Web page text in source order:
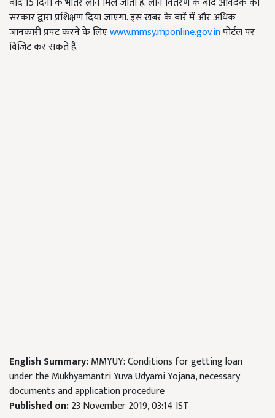
सरकार द्वारा प्रशिक्षण दिया जाएगा. इस खबर के बारें में और अधिक
जानकारी प्रपट करने के लिएwww.mmsy.mponline.gov.inपोर्टल पर
विजिट कर सकते हैं.
English Summary:MMYUY: Conditions for getting loan
under the Mukhyamantri Yuva Udyami Yojana, necessary
documents and application procedure
Published on:23 November 2019, 03:14 IST